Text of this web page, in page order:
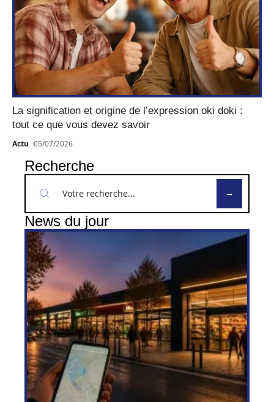
La signification et origine de l’expression oki doki :
tout ce que vous devez savoir
Actu 05/07/2026
Recherche
News du jour